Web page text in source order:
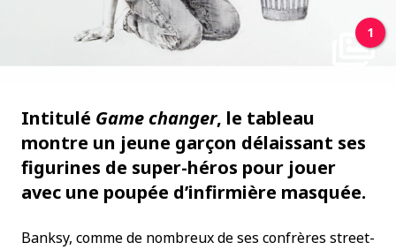
1
Intitulé Game changer, le tableau
montre un jeune garçon délaissant ses
figurines de super-héros pour jouer
avec une poupée d’infirmière masquée.
Banksy, comme de nombreux de ses confrères street-